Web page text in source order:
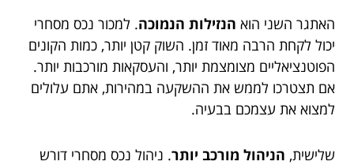
האתגר השני הוא הנזילות הנמוכה. למכור נכס מסחרי
יכול לקחת הרבה מאוד זמן. השוק קטן יותר, כמות הקונים
הפוטנציאליים מצומצמת יותר, והעסקאות מורכבות יותר.
אם תצטרכו לממש את ההשקעה במהירות, אתם עלולים
למצוא את עצמכם בבעיה.
שלישית, הניהול מורכב יותר. ניהול נכס מסחרי דורש